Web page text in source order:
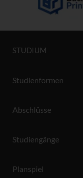
STUDIUM
Studienformen
Abschlüsse
Studiengänge
Planspiel